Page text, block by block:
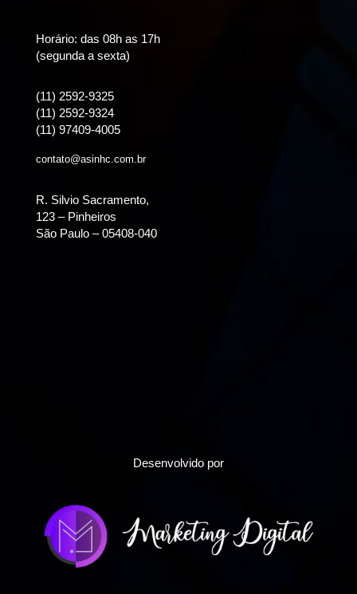
Horário: das 08h as 17h
(segunda a sexta)
(11) 2592-9325
(11) 2592-9324
(11) 97409-4005
contato@asinhc.com.br
R. Silvio Sacramento,
123 – Pinheiros
São Paulo – 05408-040
Desenvolvido por